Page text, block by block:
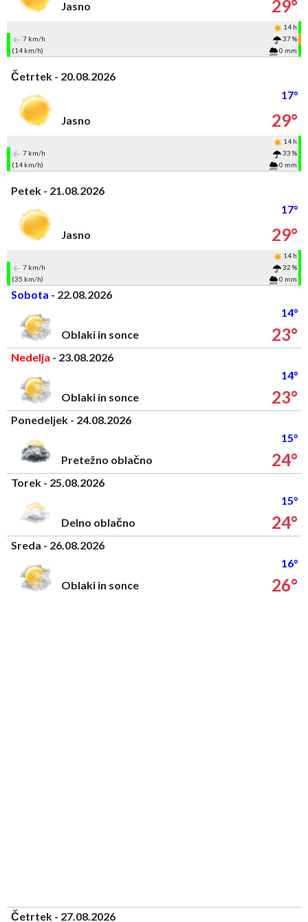
Jasno
29°
14 h
7 km/h
37 %
(14 km/h)
0 mm
Četrtek - 20.08.2026
17°
Jasno
29°
14 h
7 km/h
33 %
(14 km/h)
0 mm
Petek - 21.08.2026
17°
Jasno
29°
14 h
7 km/h
32 %
(35 km/h)
0 mm
Sobota - 22.08.2026
14°
Oblaki in sonce
23°
Nedelja - 23.08.2026
14°
Oblaki in sonce
23°
Ponedeljek - 24.08.2026
15°
Pretežno oblačno
24°
Torek - 25.08.2026
15°
Delno oblačno
24°
Sreda - 26.08.2026
16°
Oblaki in sonce
26°
Četrtek - 27.08.2026